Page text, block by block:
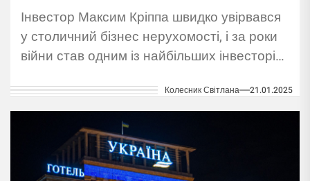
Інвестор Максим Кріппа швидко увірвався
у столичний бізнес нерухомості, і за роки
війни став одним із найбільших інвесторів
«Парус»,...
Колесник Світлана 21.01.2025